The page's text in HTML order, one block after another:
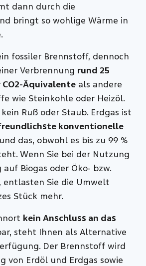
dann durch die
bringt so wohlige Wärme in
fossiler Brennstoff, dennoch
Verbrennung rund 25
Äquivalente als andere
wie Steinkohle oder Heizöl.
Ruß oder Staub. Erdgas ist
konventionelle
das, obwohl es bis zu 99 %
Wenn Sie bei der Nutzung
auf Biogas oder Öko- bzw.
entlasten Sie die Umwelt
Stück mehr.
kein Anschluss an das
steht Ihnen als Alternative
Der Brennstoff wird
von Erdöl und Erdgas sowie